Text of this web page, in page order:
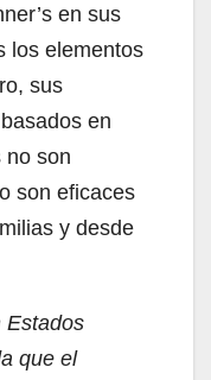
en sus
los elementos
sus
en
no son
son eficaces
y desde
Estados
que el